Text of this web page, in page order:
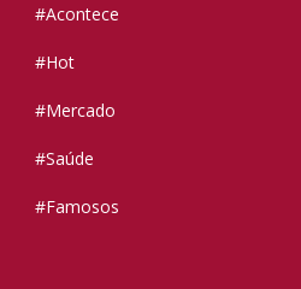
#Acontece
#Hot
#Mercado
#Saúde
#Famosos